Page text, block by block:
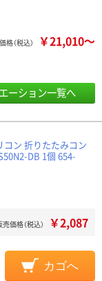
格（税込） ￥21,010～
ーション一覧へ
コン 折りたたみコン
DB 1個 654-
売価格（税込） ￥2,087
カゴへ